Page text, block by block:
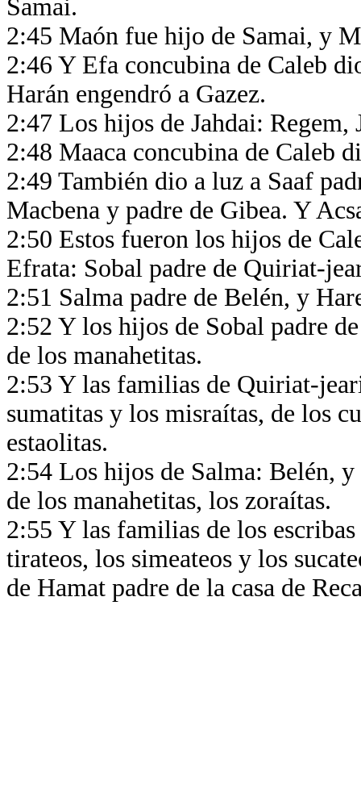
Samai.
2:45 Maón fue hijo de Samai, y
2:46 Y Efa concubina de Caleb
Harán engendró a Gazez.
2:47 Los hijos de Jahdai:
2:48 Maaca concubina de Caleb
2:49 También dio a luz a Saaf
Macbena y padre de Gibea. Y
2:50 Estos fueron los hijos de
Efrata: Sobal padre de Quiriat-
2:51 Salma padre de Belén, y
2:52 Y los hijos de Sobal padre
de los manahetitas.
2:53 Y las familias de Quiriat-
sumatitas y los misraítas, de los
estaolitas.
2:54 Los hijos de Salma: Belén,
de los manahetitas, los zoraítas.
2:55 Y las familias de los
tirateos, los simeateos y los
de Hamat padre de la casa de